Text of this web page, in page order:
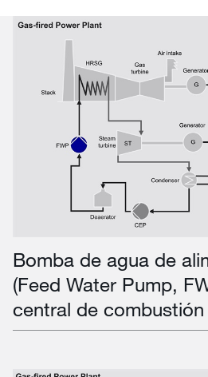
Bomba de agua de
(Feed Water Pump,
central de